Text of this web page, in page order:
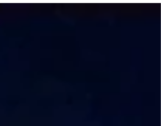
Cirque des Dunes.